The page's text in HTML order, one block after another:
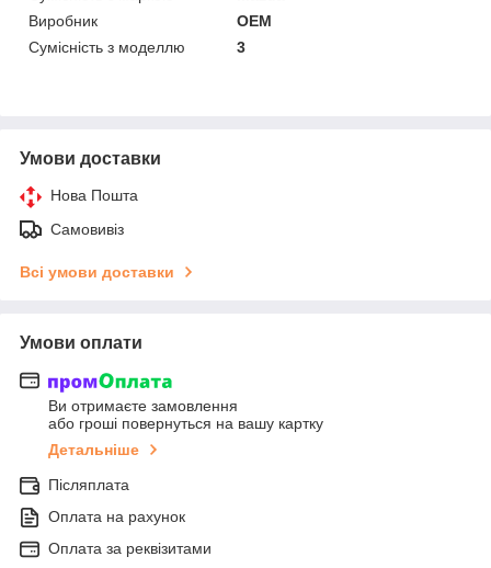
Виробник
OEM
Сумісність з моделлю
3
Умови доставки
Нова Пошта
Самовивіз
Всі умови доставки
Умови оплати
Ви отримаєте замовлення
або гроші повернуться на вашу картку
Детальніше
Післяплата
Оплата на рахунок
Оплата за реквізитами